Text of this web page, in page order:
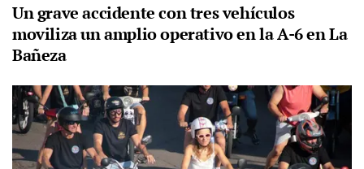
Un grave accidente con tres vehículos
moviliza un amplio operativo en la A-6 en La
Bañeza